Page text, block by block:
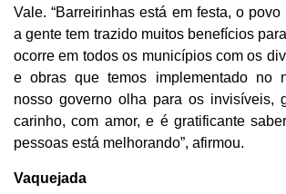
Vale. “Barreirinhas está em festa, o
a gente tem trazido muitos benefícios
ocorre em todos os municípios com os
e obras que temos implementado no
nosso governo olha para os invisíveis,
carinho, com amor, e é gratificante
pessoas está melhorando”, afirmou.
Vaquejada